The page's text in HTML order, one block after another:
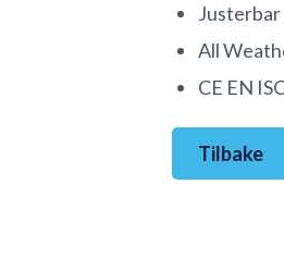
All
CE EN
Tilbake